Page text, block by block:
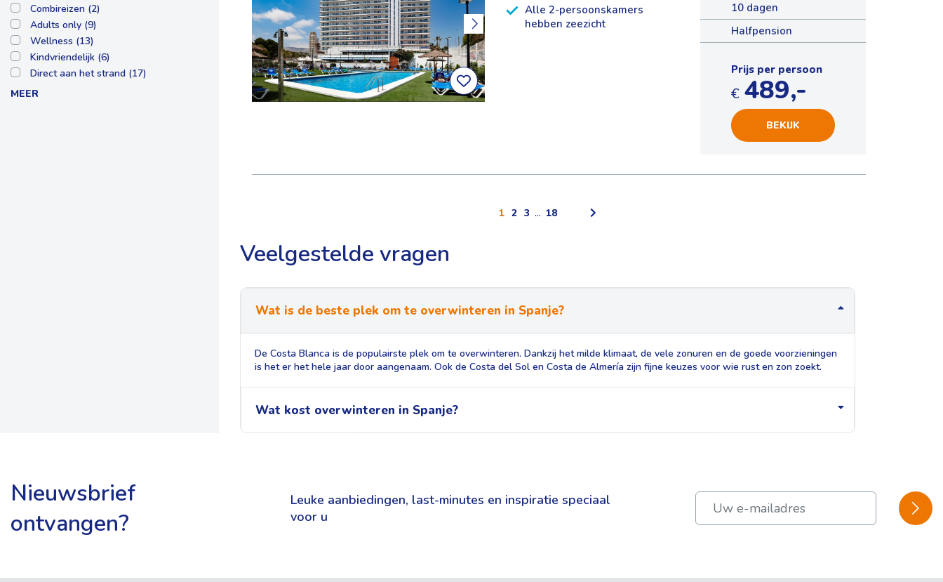
Combireizen (2)
Adults only (9)
Wellness (13)
Kindvriendelijk (6)
Direct aan het strand (17)
MEER
Alle 2-persoonskamers
hebben zeezicht
10 dagen
Halfpension
Prijs per persoon
€ 489,-
BEKIJK
1 2 3 ... 18
Veelgestelde vragen
Wat is de beste plek om te overwinteren in Spanje?
De Costa Blanca is de populairste plek om te overwinteren. Dankzij het milde klimaat, de vele zonuren en de goede voorzieningen
is het er het hele jaar door aangenaam. Ook de Costa del Sol en Costa de Almería zijn fijne keuzes voor wie rust en zon zoekt.
Wat kost overwinteren in Spanje?
Nieuwsbrief
ontvangen?
Leuke aanbiedingen, last-minutes en inspiratie speciaal
voor u